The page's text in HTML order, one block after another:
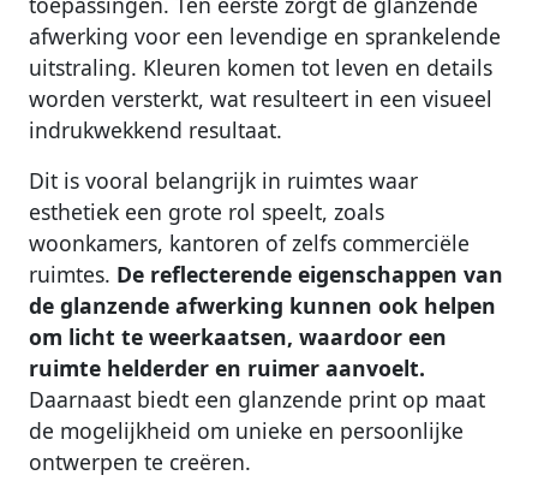
afwerking voor een levendige en sprankelende
uitstraling. Kleuren komen tot leven en details
worden versterkt, wat resulteert in een visueel
indrukwekkend resultaat.
Dit is vooral belangrijk in ruimtes waar
esthetiek een grote rol speelt, zoals
woonkamers, kantoren of zelfs commerciële
ruimtes. De reflecterende eigenschappen van
de glanzende afwerking kunnen ook helpen
om licht te weerkaatsen, waardoor een
ruimte helderder en ruimer aanvoelt.
Daarnaast biedt een glanzende print op maat
de mogelijkheid om unieke en persoonlijke
ontwerpen te creëren.